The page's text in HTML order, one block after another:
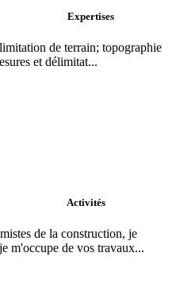
Expertises
de terrain; topographie
et délimitat...
Activités
de la construction, je
m'occupe de vos travaux...